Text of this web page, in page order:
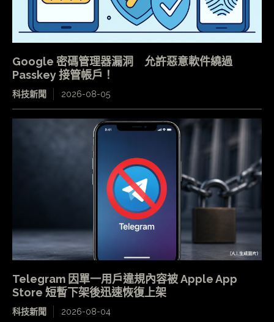
Google 密碼管理器漏洞 允許惡意軟件繞過
Passkey 接管帳戶！
科技新聞 2026-08-05
Telegram 因單一用戶違規內容被 Apple App
Store 短暫下架後迅速恢復上架
科技新聞 2026-08-04